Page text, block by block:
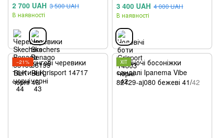
2 700 UAH 3 500 UAH
В наявності
3 400 UAH 4 000 UAH
В наявності
−21% ХІТ